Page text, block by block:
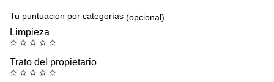
Tu puntuación por categorías (opcional)
Limpieza
Trato del propietario